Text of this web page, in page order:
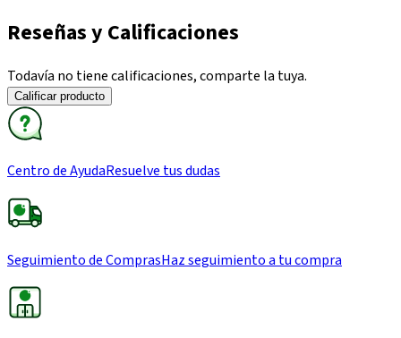
Reseñas y Calificaciones
Todavía no tiene calificaciones, comparte la tuya.
Calificar producto
Centro de AyudaResuelve tus dudas
Seguimiento de ComprasHaz seguimiento a tu compra